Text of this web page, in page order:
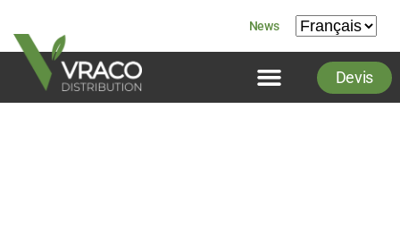
News
Devis